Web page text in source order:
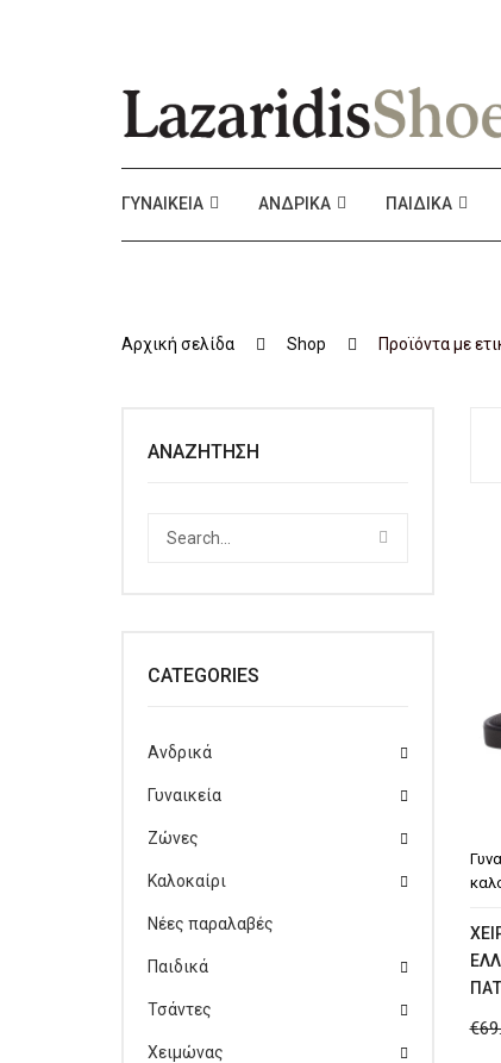
ΓΥΝΑΙΚΕΊΑ ΑΝΔΡΙΚΆ ΠΑΙΔΙΚΆ
Αρχική σελίδα Shop Προϊόντα με
€
ΑΝΑΖΉΤΗΣΗ
CATEGORIES
Ανδρικά
Γυναικεία
Ζώνες
Καλοκαίρι
Νέες παραλαβές
Παιδικά
Τσάντες
Χειμώνας